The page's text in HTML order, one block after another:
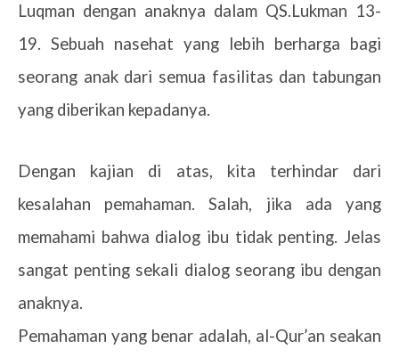
Luqman dengan anaknya dalam QS.Lukman 13-
19. Sebuah nasehat yang lebih berharga bagi
seorang anak dari semua fasilitas dan tabungan
yang diberikan kepadanya.
Dengan kajian di atas, kita terhindar dari
kesalahan pemahaman. Salah, jika ada yang
memahami bahwa dialog ibu tidak penting. Jelas
sangat penting sekali dialog seorang ibu dengan
anaknya.
Pemahaman yang benar adalah, al-Qur’an seakan